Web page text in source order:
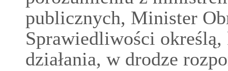
publicznych, Minister
Sprawiedliwości
działania, w drodze